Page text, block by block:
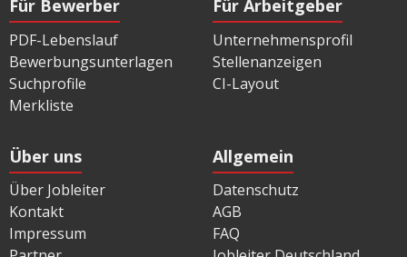
Für Bewerber
PDF-Lebenslauf
Bewerbungsunterlagen
Suchprofile
Merkliste
Für Arbeitgeber
Unternehmensprofil
Stellenanzeigen
CI-Layout
Über uns
Über Jobleiter
Kontakt
Impressum
Allgemein
Datenschutz
AGB
FAQ